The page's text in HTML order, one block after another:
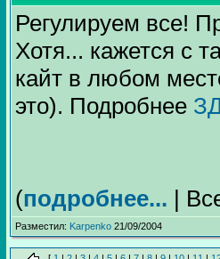
Регулируем все!
Хотя... кажется с
кайт в любом
это). Подробнее
(подробнее... |
Разместил: Karpenko 21/09/2004